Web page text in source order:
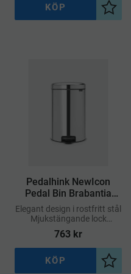
KÖP
​Pedalhink NewIcon
Pedal Bin Brabantia
Rostfri 20L
Elegant design i rostfritt stål
Mjukstängande lock
Lukttätt lock
763 kr
KÖP